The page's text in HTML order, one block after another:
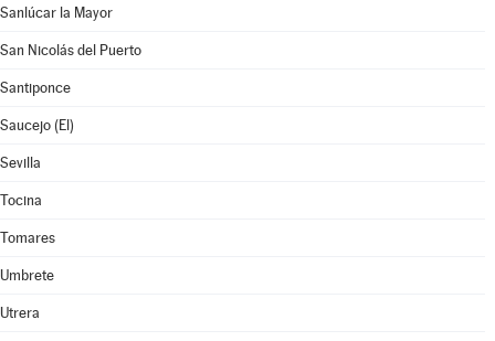
Sanlúcar la Mayor
San Nicolás del Puerto
Santiponce
Saucejo (El)
Sevilla
Tocina
Tomares
Umbrete
Utrera